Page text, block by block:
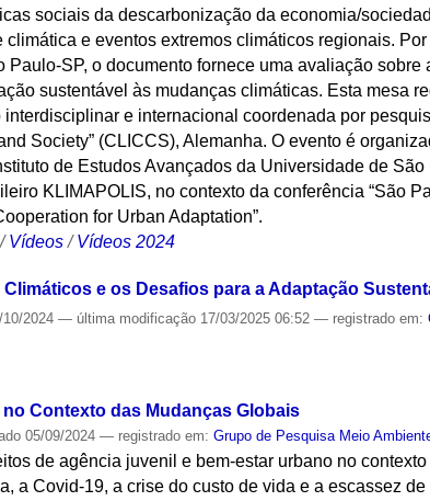
sociais da descarbonização da economia/
e eventos extremos climáticos regionais.
Paulo-SP, o documento fornece uma avaliação sobre
sustentável às mudanças climáticas. Esta mesa
e internacional coordenada por
Society” (CLICCS), Alemanha. O evento é
de Estudos Avançados da Universidade de
KLIMAPOLIS, no contexto da conferência “São
for Urban Adaptation”.
/Vídeos /Vídeos 2024
e os Desafios para a Adaptação
10/2024— última modificação 17/03/2025 06:52— registrado em:
Contexto das Mudanças Globais
05/09/2024— registrado em:Grupo de Pesquisa Meio
de agência juvenil e bem-estar urbano no
a Covid-19, a crise do custo de vida e a escassez